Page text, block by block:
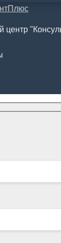
центр